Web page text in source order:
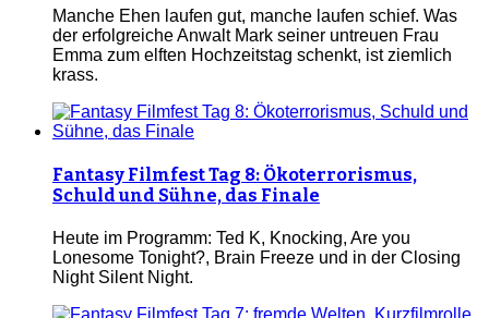
Manche Ehen laufen gut, manche laufen schief. Was
der erfolgreiche Anwalt Mark seiner untreuen Frau
Emma zum elften Hochzeitstag schenkt, ist ziemlich
krass.
Fantasy Filmfest Tag 8: Ökoterrorismus,
Schuld und Sühne, das Finale
Heute im Programm: Ted K, Knocking, Are you
Lonesome Tonight?, Brain Freeze und in der Closing
Night Silent Night.